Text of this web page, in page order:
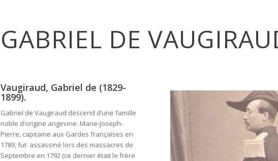
GABRIEL DE
Vaugiraud, Gabriel de (1829-
1899).
Gabriel de Vaugiraud descend d’une famille
noble d’origine angevine. Marie-Joseph-
Pierre, capitaine aux Gardes françaises en
1789, fut assassiné lors des massacres de
Septembre en 1792 (ce dernier était le frère